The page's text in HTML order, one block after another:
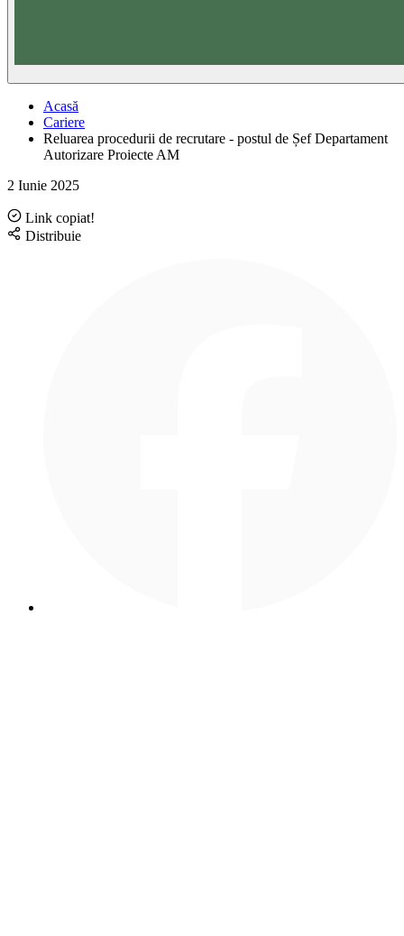
Acasă
Cariere
Reluarea procedurii de recrutare - postul de Șef Departament
Autorizare Proiecte AM
2 Iunie 2025
Link copiat!
Distribuie